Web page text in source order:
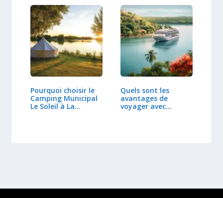
Pourquoi choisir le
Camping Municipal
Le Soleil à La…
Quels sont les
avantages de
voyager avec